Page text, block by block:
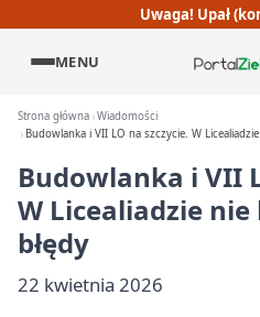
Uwaga! Upał
MENU
Strona główna Wiadomości
Budowlanka i VII LO na szczycie. W
Budowlanka i VII
W Licealiadzie nie
błędy
22 kwietnia 2026